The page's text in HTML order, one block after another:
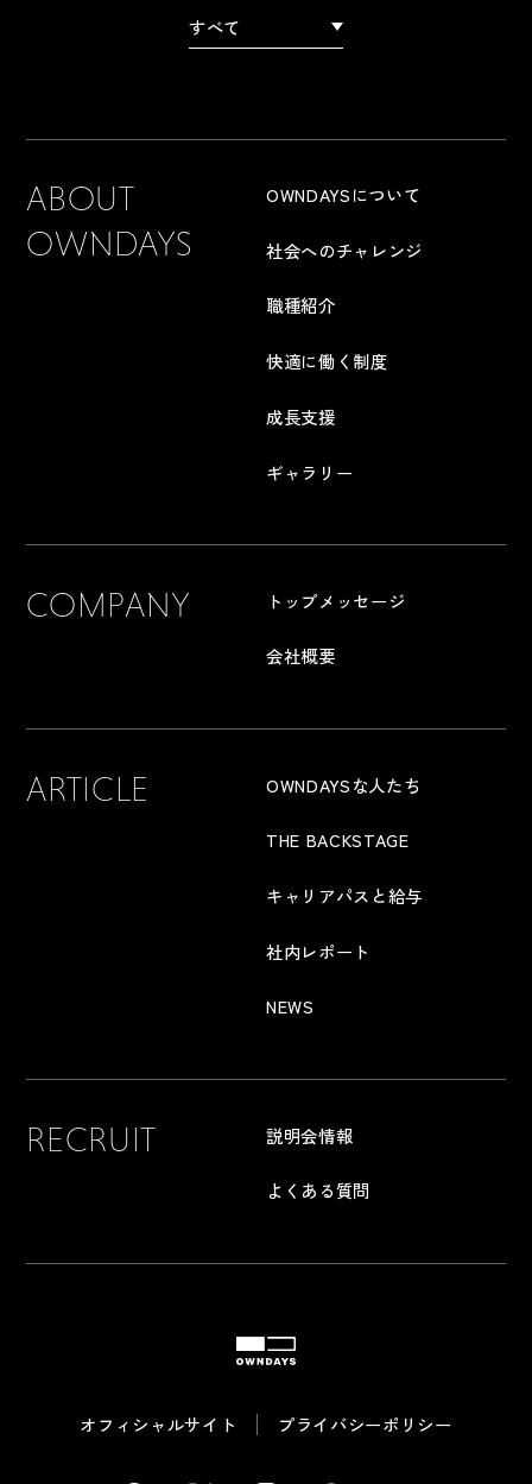
すべて
ABOUT
OWNDAYS
OWNDAYSについて
社会へのチャレンジ
職種紹介
快適に働く制度
成長支援
ギャラリー
COMPANY トップメッセージ
会社概要
ARTICLE OWNDAYSな人たち
THE BACKSTAGE
キャリアパスと給与
社内レポート
NEWS
RECRUIT 説明会情報
よくある質問
オフィシャルサイト プライバシーポリシー